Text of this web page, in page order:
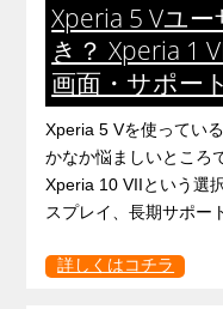
Xperia 5 Vユ
き？ Xperia 1
画面・サポー
Xperia 5 Vを使ってい
かなか悩ましいところ
Xperia 10 VIIという選
スプレイ、長期サポー
詳しくはコチラ